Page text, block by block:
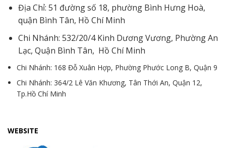
Địa Chỉ: 51 đường số 18, phường Bình Hưng Hoà,
quận Bình Tân, Hồ Chí Minh
Chi Nhánh: 532/20/4 Kinh Dương Vương, Phường An
Lạc, Quận Bình Tân, Hồ Chí Minh
Chi Nhánh: 168 Đỗ Xuân Hợp, Phường Phước Long B, Quận 9
Chi Nhánh: 364/2 Lê Văn Khương, Tân Thới An, Quận 12,
Tp.Hồ Chí Minh
WEBSITE